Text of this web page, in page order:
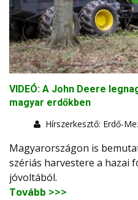
VIDEÓ: A John Deere
magyar erdőkben
Hírszerkesztő: Erdő-
Magyarországon is
szériás harvestere a hazai
jóvoltából.
Tovább >>>